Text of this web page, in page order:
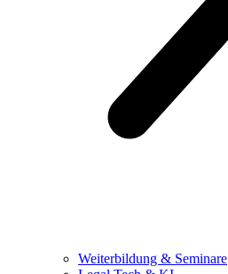
Weiterbildung & Seminare